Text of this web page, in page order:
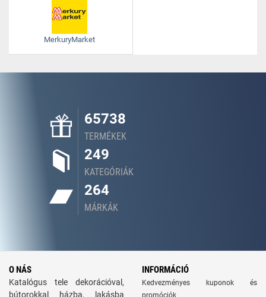
MerkuryMarket
65738
TERMÉKEK
249
KATEGÓRIÁK
264
MÁRKÁK
O NÁS
Katalógus tele dekorációval,
bútorokkal házba, lakásba
INFORMÁCIÓ
Kedvezményes kuponok és
promóciók